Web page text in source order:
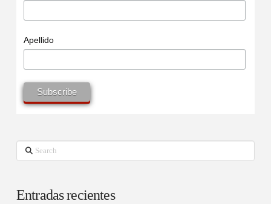
Apellido
Search
Entradas recientes